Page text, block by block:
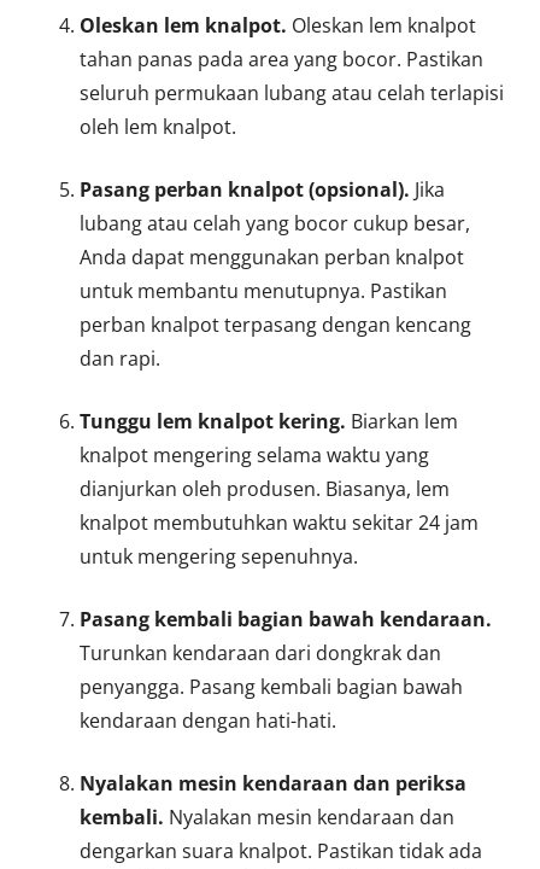
Oleskan lem knalpot. Oleskan lem knalpot
tahan panas pada area yang bocor. Pastikan
seluruh permukaan lubang atau celah terlapisi
oleh lem knalpot.
Pasang perban knalpot (opsional). Jika
lubang atau celah yang bocor cukup besar,
Anda dapat menggunakan perban knalpot
untuk membantu menutupnya. Pastikan
perban knalpot terpasang dengan kencang
dan rapi.
Tunggu lem knalpot kering. Biarkan lem
knalpot mengering selama waktu yang
dianjurkan oleh produsen. Biasanya, lem
knalpot membutuhkan waktu sekitar 24 jam
untuk mengering sepenuhnya.
Pasang kembali bagian bawah kendaraan.
Turunkan kendaraan dari dongkrak dan
penyangga. Pasang kembali bagian bawah
kendaraan dengan hati-hati.
Nyalakan mesin kendaraan dan periksa
kembali. Nyalakan mesin kendaraan dan
dengarkan suara knalpot. Pastikan tidak ada